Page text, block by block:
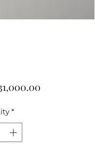
Price
*